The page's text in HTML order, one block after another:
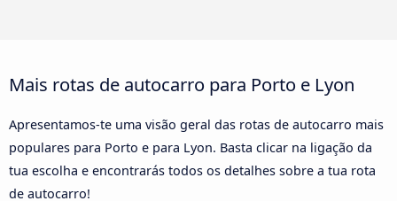
Mais rotas de autocarro para Porto e Lyon
Apresentamos-te uma visão geral das rotas de autocarro mais
populares para Porto e para Lyon. Basta clicar na ligação da
tua escolha e encontrarás todos os detalhes sobre a tua rota
de autocarro!